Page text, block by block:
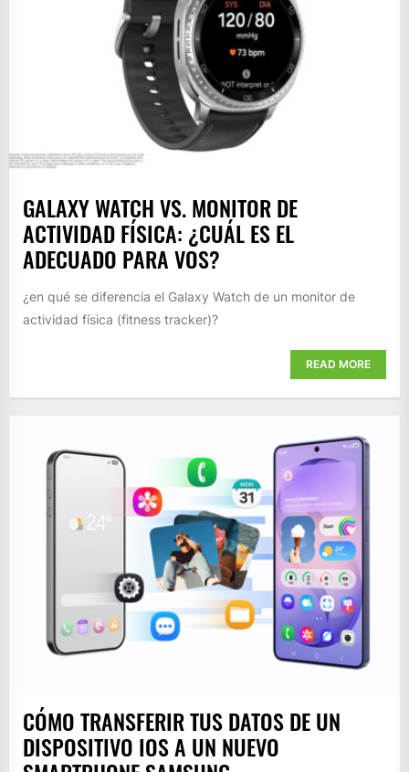
GALAXY WATCH VS. MONITOR DE
ACTIVIDAD FÍSICA: ¿CUÁL ES EL
ADECUADO PARA VOS?
¿en qué se diferencia el Galaxy Watch de un monitor de
actividad física (fitness tracker)?
READ MORE
CÓMO TRANSFERIR TUS DATOS DE UN
DISPOSITIVO IOS A UN NUEVO